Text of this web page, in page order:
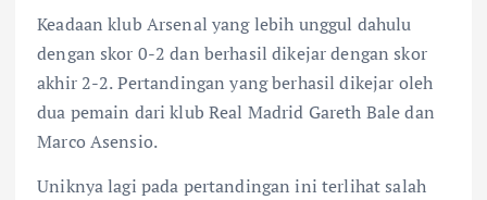
Keadaan klub Arsenal yang lebih unggul dahulu
dengan skor 0-2 dan berhasil dikejar dengan skor
akhir 2-2. Pertandingan yang berhasil dikejar oleh
dua pemain dari klub Real Madrid Gareth Bale dan
Marco Asensio.
Uniknya lagi pada pertandingan ini terlihat salah